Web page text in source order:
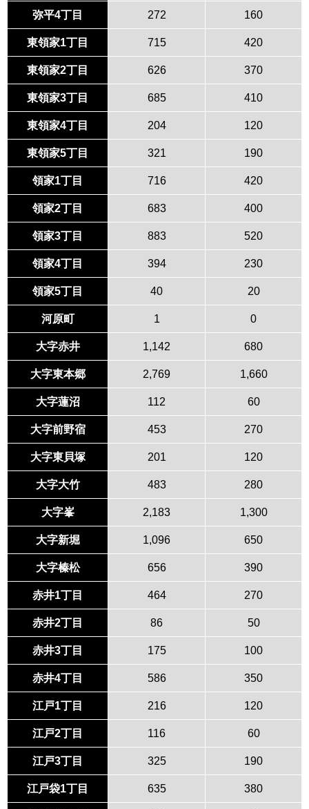
弥平4丁目 272 160
東領家1丁目 715 420
東領家2丁目 626 370
東領家3丁目 685 410
東領家4丁目 204 120
東領家5丁目 321 190
領家1丁目 716 420
領家2丁目 683 400
領家3丁目 883 520
領家4丁目 394 230
領家5丁目 40 20
河原町 1 0
大字赤井 1,142 680
大字東本郷 2,769 1,660
大字蓮沼 112 60
大字前野宿 453 270
大字東貝塚 201 120
大字大竹 483 280
大字峯 2,183 1,300
大字新堀 1,096 650
大字榛松 656 390
赤井1丁目 464 270
赤井2丁目 86 50
赤井3丁目 175 100
赤井4丁目 586 350
江戸1丁目 216 120
江戸2丁目 116 60
江戸3丁目 325 190
江戸袋1丁目 635 380